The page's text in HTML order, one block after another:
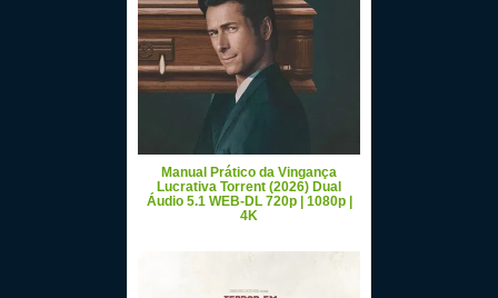
Manual Prático da Vingança
Lucrativa Torrent (2026) Dual
Áudio 5.1 WEB-DL 720p | 1080p |
4K